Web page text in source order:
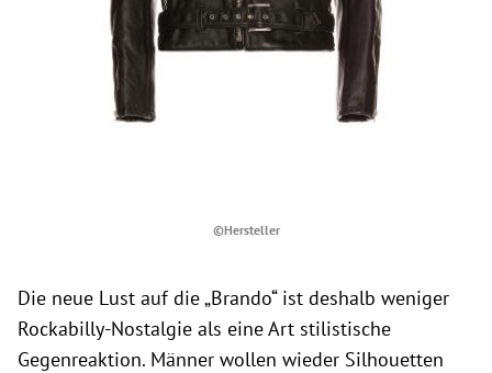
©Hersteller
Die neue Lust auf die „Brando“ ist deshalb weniger
Rockabilly-Nostalgie als eine Art stilistische
Gegenreaktion. Männer wollen wieder Silhouetten